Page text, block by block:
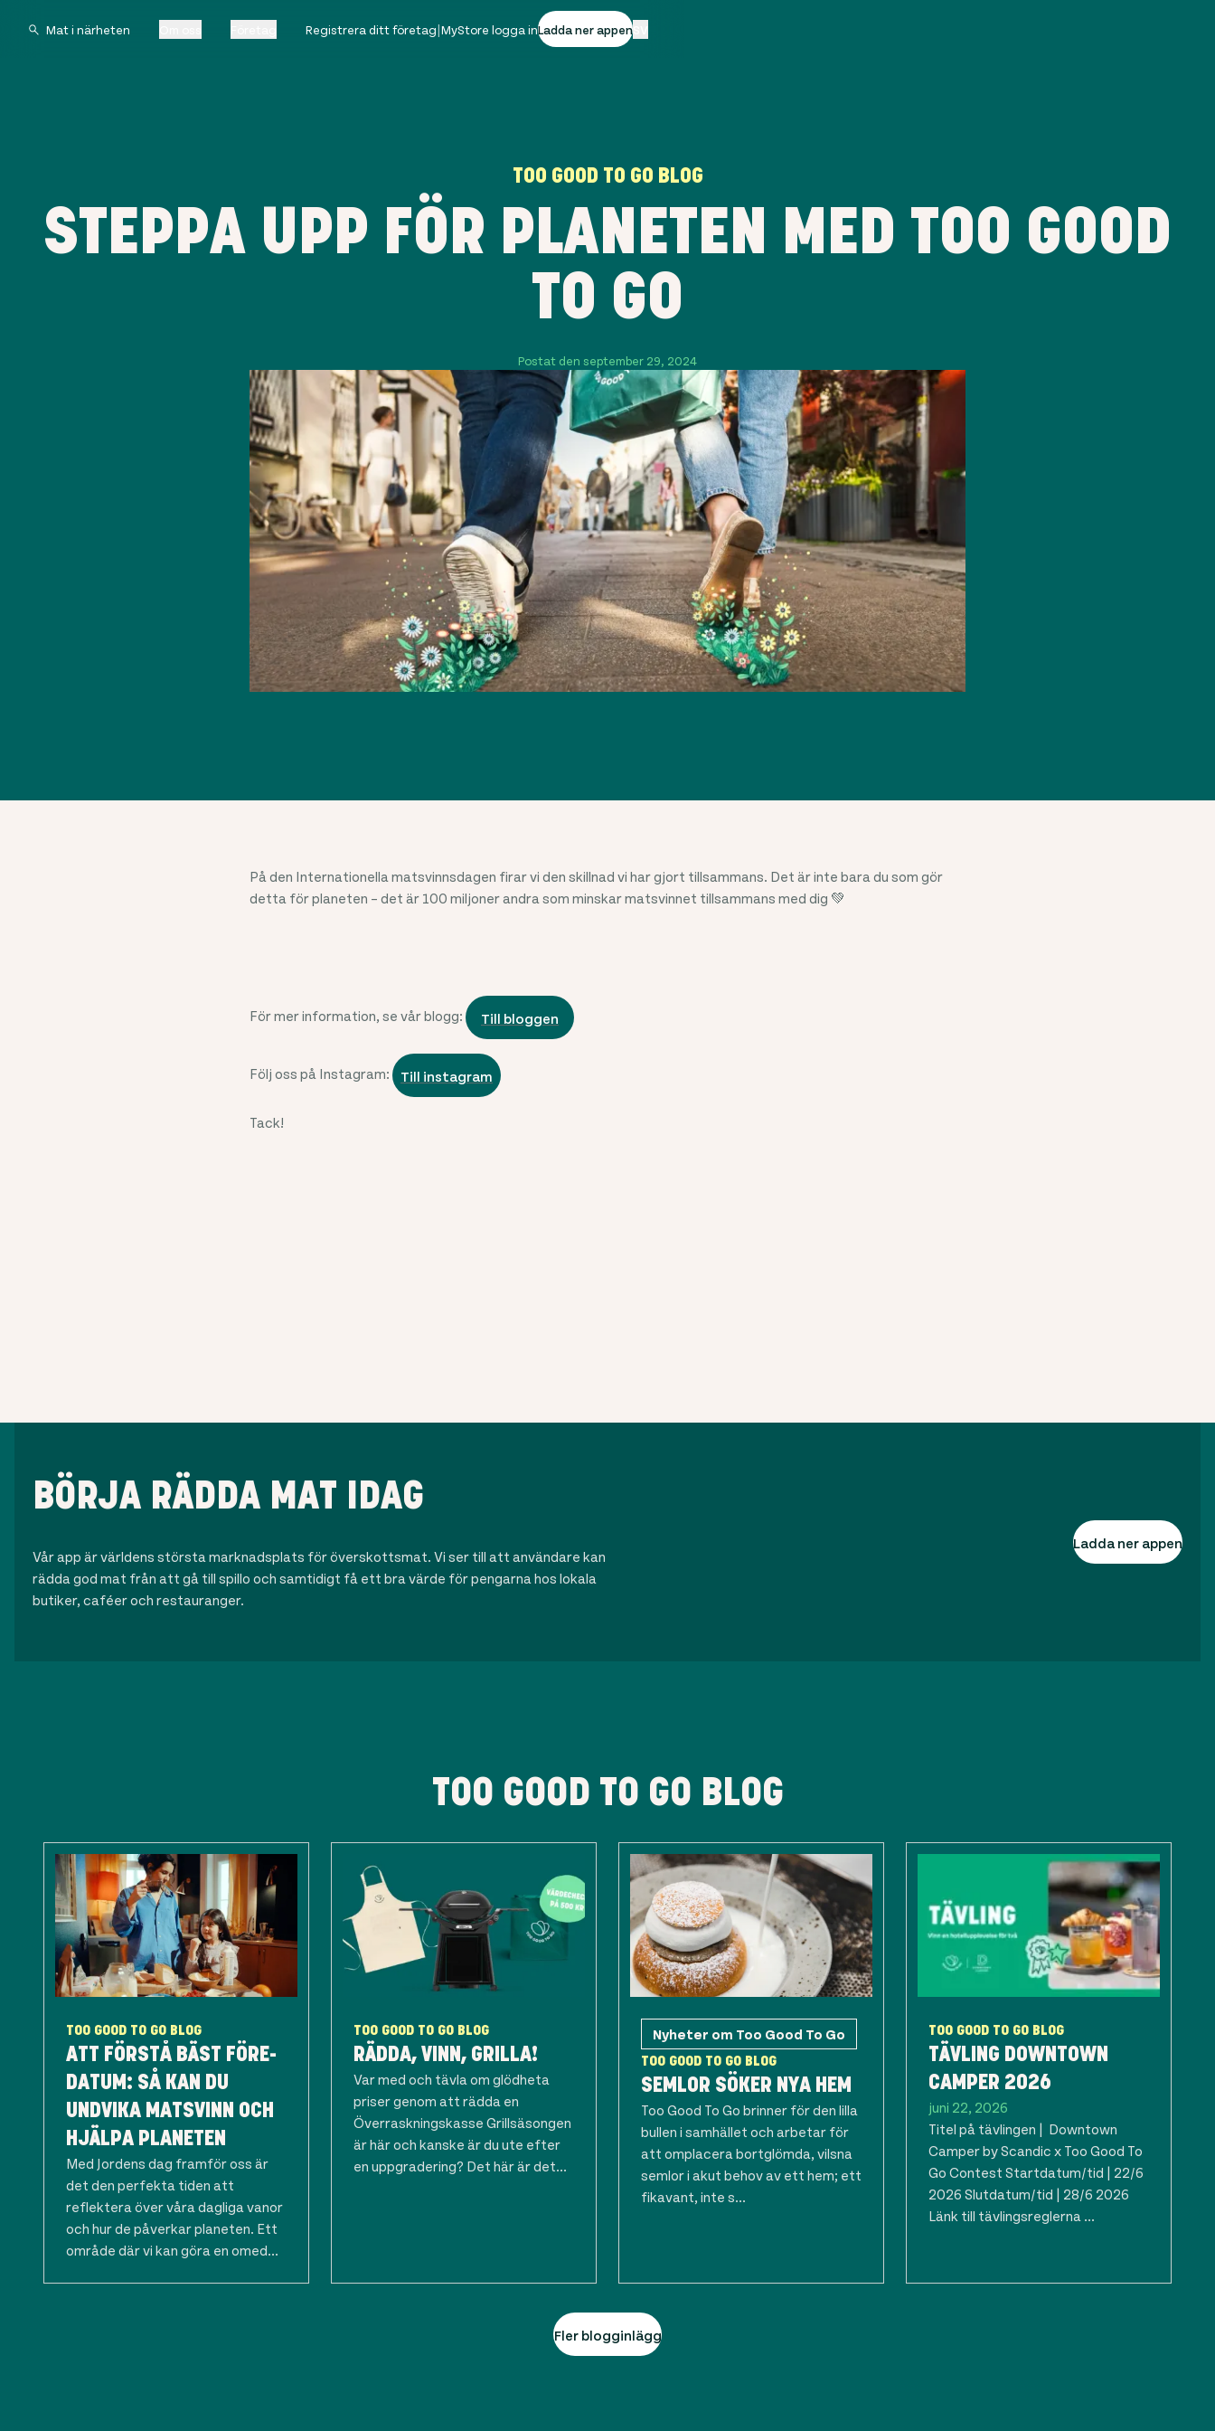
Registrera ditt företag|MyStore logga inLadda ner appen
TOO GOOD TO GO BLOG
STEPPA UPP FÖR PLANETEN MED TOO GOOD
TO GO
Postat den september 29, 2024
På den Internationella matsvinnsdagen firar vi den skillnad vi har gjort tillsammans. Det är inte bara du som gör
detta för planeten – det är 100 miljoner andra som minskar matsvinnet tillsammans med dig 💚
För mer information, se vår blogg: Till bloggen
Följ oss på Instagram: Till instagram
Tack!
BÖRJA RÄDDA MAT IDAG
Vår app är världens största marknadsplats för överskottsmat. Vi ser till att användare kan
rädda god mat från att gå till spillo och samtidigt få ett bra värde för pengarna hos lokala
butiker, caféer och restauranger.
Ladda ner appen
TOO GOOD TO GO BLOG
TOO GOOD TO GO BLOG
ATT FÖRSTÅ BÄST FÖRE-
DATUM: SÅ KAN DU
UNDVIKA MATSVINN OCH
HJÄLPA PLANETEN
Med Jordens dag framför oss är
det den perfekta tiden att
reflektera över våra dagliga vanor
och hur de påverkar planeten. Ett
område där vi kan göra en omed...
TOO GOOD TO GO BLOG
RÄDDA, VINN, GRILLA!
Var med och tävla om glödheta
priser genom att rädda en
Överraskningskasse Grillsäsongen
är här och kanske är du ute efter
en uppgradering? Det här är det...
Nyheter om Too Good To Go
TOO GOOD TO GO BLOG
SEMLOR SÖKER NYA HEM
Too Good To Go brinner för den lilla
bullen i samhället och arbetar för
att omplacera bortglömda, vilsna
semlor i akut behov av ett hem; ett
fikavant, inte s...
TOO GOOD TO GO BLOG
TÄVLING DOWNTOWN
CAMPER 2026
juni 22, 2026
Titel på tävlingen | Downtown
Camper by Scandic x Too Good To
Go Contest Startdatum/tid | 22/6
2026 Slutdatum/tid | 28/6 2026
Länk till tävlingsreglerna ...
Fler blogginlägg